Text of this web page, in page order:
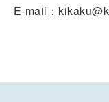
E-mail：